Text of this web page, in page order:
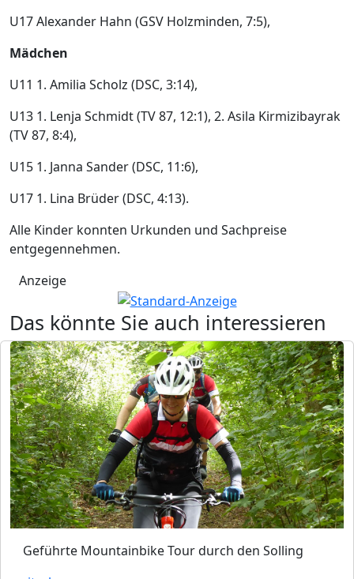
U17 Alexander Hahn (GSV Holzminden, 7:5),
Mädchen
U11 1. Amilia Scholz (DSC, 3:14),
U13 1. Lenja Schmidt (TV 87, 12:1), 2. Asila Kirmizibayrak
(TV 87, 8:4),
U15 1. Janna Sander (DSC, 11:6),
U17 1. Lina Brüder (DSC, 4:13).
Alle Kinder konnten Urkunden und Sachpreise
entgegennehmen.
Anzeige
Das könnte Sie auch interessieren
Geführte Mountainbike Tour durch den Solling